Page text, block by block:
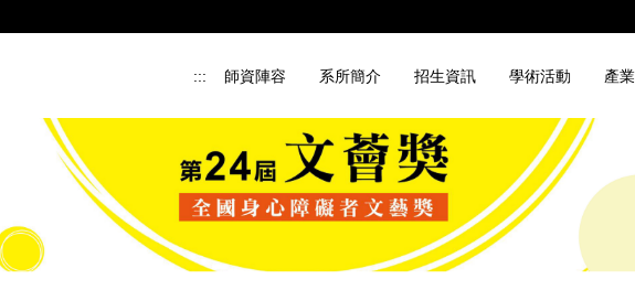
::: 師資陣容 系所簡介 招生資訊 學術活動 產